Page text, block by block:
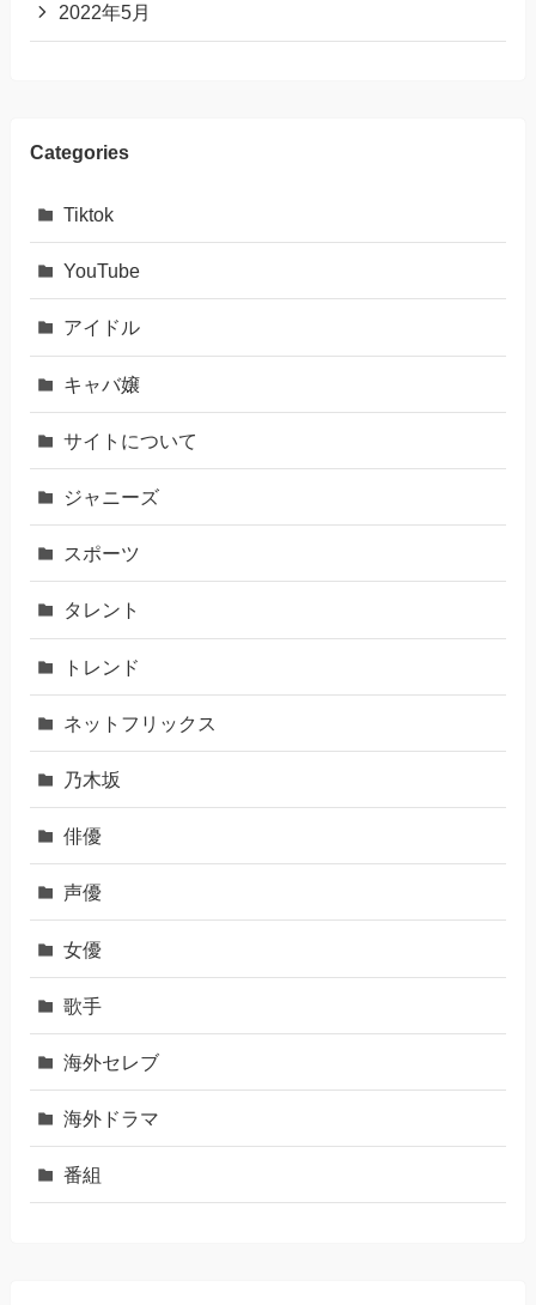
2022年5月
Categories
Tiktok
YouTube
アイドル
キャバ嬢
サイトについて
ジャニーズ
スポーツ
タレント
トレンド
ネットフリックス
乃木坂
俳優
声優
女優
歌手
海外セレブ
海外ドラマ
番組